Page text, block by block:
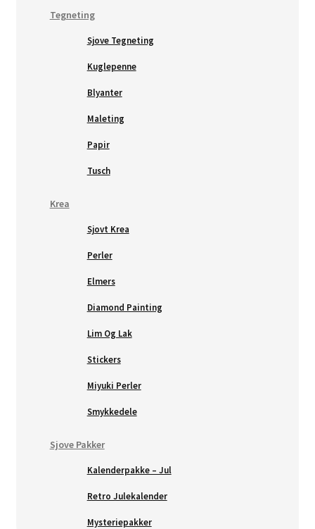
Tegneting
Sjove Tegneting
Kuglepenne
Blyanter
Maleting
Papir
Tusch
Krea
Sjovt Krea
Perler
Elmers
Diamond Painting
Lim Og Lak
Stickers
Miyuki Perler
Smykkedele
Sjove Pakker
Kalenderpakke – Jul
Retro Julekalender
Mysteriepakker